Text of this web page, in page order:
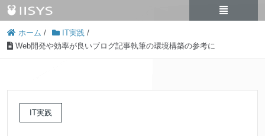
ホーム / IT実践 /
Web開発や効率が良いブログ記事執筆の環境構築の参考に
IT実践